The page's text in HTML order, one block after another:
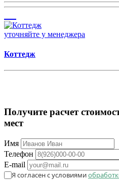
уточняйте у менеджера
Коттедж
Получите расчет
мест
Имя
Телефон
E-mail
Я согласен с условиями